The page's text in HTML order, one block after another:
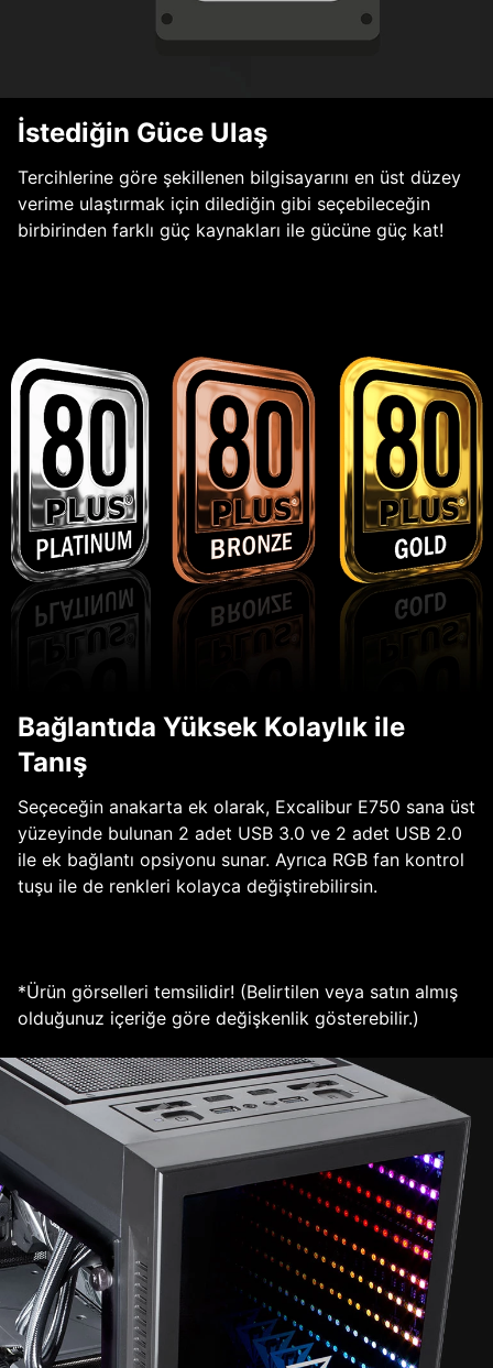
İstediğin Güce Ulaş
Tercihlerine göre şekillenen bilgisayarını en üst düzey
verime ulaştırmak için dilediğin gibi seçebileceğin
birbirinden farklı güç kaynakları ile gücüne güç kat!
Bağlantıda Yüksek Kolaylık ile
Tanış
Seçeceğin anakarta ek olarak, Excalibur E750 sana üst
yüzeyinde bulunan 2 adet USB 3.0 ve 2 adet USB 2.0
ile ek bağlantı opsiyonu sunar. Ayrıca RGB fan kontrol
tuşu ile de renkleri kolayca değiştirebilirsin.
*Ürün görselleri temsilidir! (Belirtilen veya satın almış
olduğunuz içeriğe göre değişkenlik gösterebilir.)